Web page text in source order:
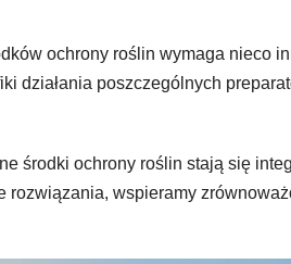
ochrony roślin wymaga nieco
działania poszczególnych
środki ochrony roślin stają się
wspieramy